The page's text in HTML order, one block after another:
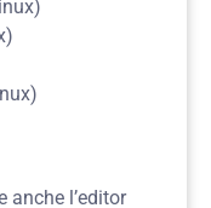
anche l’editor